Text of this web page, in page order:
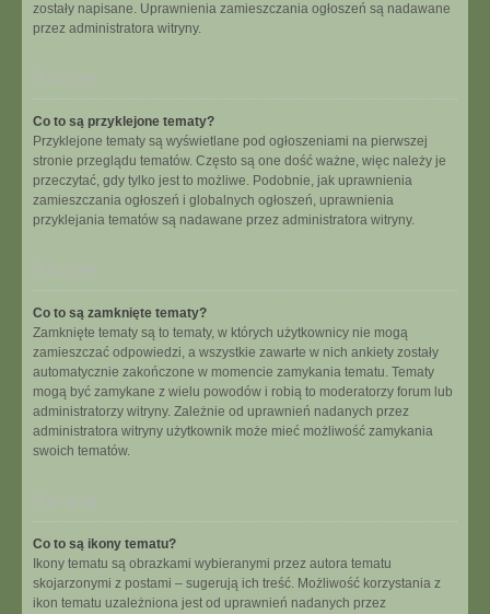
zostały napisane. Uprawnienia zamieszczania ogłoszeń są nadawane
przez administratora witryny.
Co to są przyklejone tematy?
Przyklejone tematy są wyświetlane pod ogłoszeniami na pierwszej
stronie przeglądu tematów. Często są one dość ważne, więc należy je
przeczytać, gdy tylko jest to możliwe. Podobnie, jak uprawnienia
zamieszczania ogłoszeń i globalnych ogłoszeń, uprawnienia
przyklejania tematów są nadawane przez administratora witryny.
Co to są zamknięte tematy?
Zamknięte tematy są to tematy, w których użytkownicy nie mogą
zamieszczać odpowiedzi, a wszystkie zawarte w nich ankiety zostały
automatycznie zakończone w momencie zamykania tematu. Tematy
mogą być zamykane z wielu powodów i robią to moderatorzy forum lub
administratorzy witryny. Zależnie od uprawnień nadanych przez
administratora witryny użytkownik może mieć możliwość zamykania
swoich tematów.
Co to są ikony tematu?
Ikony tematu są obrazkami wybieranymi przez autora tematu
skojarzonymi z postami – sugerują ich treść. Możliwość korzystania z
ikon tematu uzależniona jest od uprawnień nadanych przez